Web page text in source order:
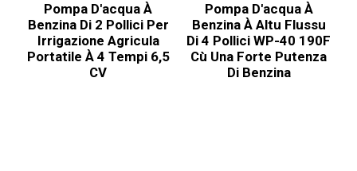
Pompa D'acqua À
Benzina Di 2 Pollici Per
Irrigazione Agricula
Portatile À 4 Tempi 6,5
CV
Pompa D'acqua À
Benzina À Altu Flussu
Di 4 Pollici WP-40 190F
Cù Una Forte Putenza
Di Benzina